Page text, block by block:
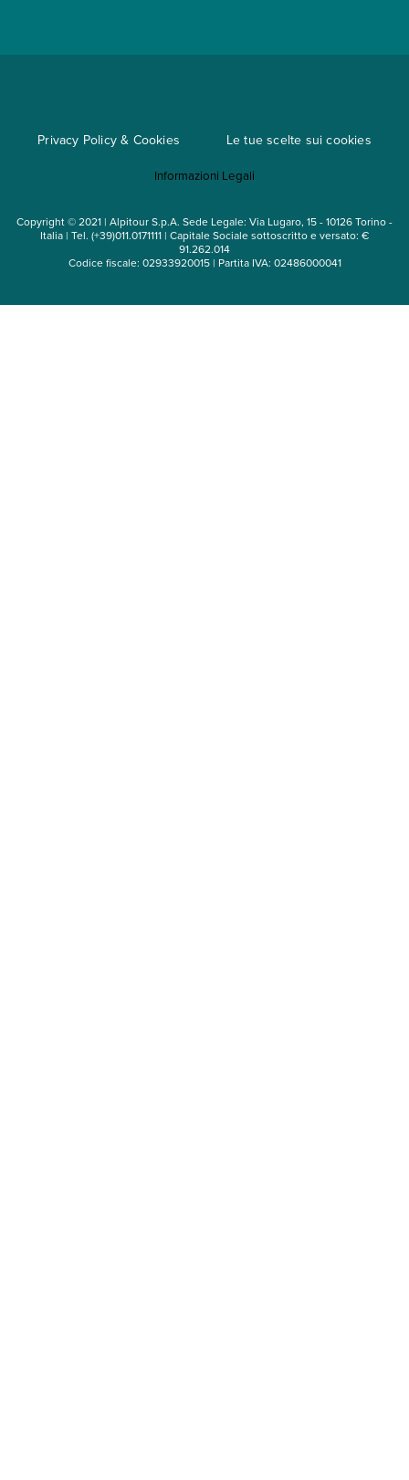
Mappa del sito
Privacy Policy & Cookies Le tue scelte sui cookies
Informazioni Legali
Copyright © 2021 | Alpitour S.p.A. Sede Legale: Via Lugaro, 15 - 10126 Torino -
Italia | Tel. (+39)011.0171111 | Capitale Sociale sottoscritto e versato: €
91.262.014
Codice fiscale: 02933920015 | Partita IVA: 02486000041